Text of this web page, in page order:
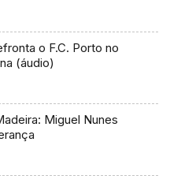
o F.C. Porto no
(áudio)
Miguel Nunes